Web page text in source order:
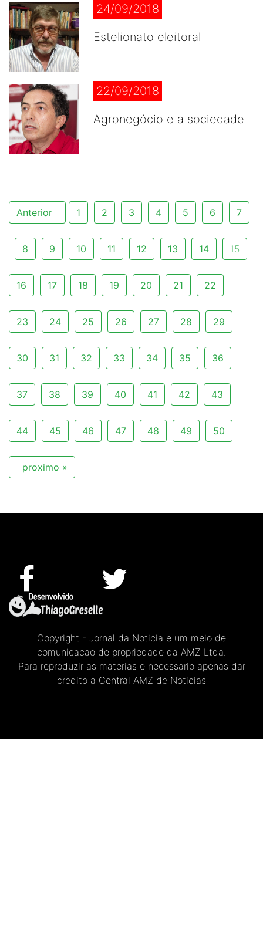
24/09/2018
Estelionato eleitoral
22/09/2018
Agronegócio e a sociedade
Anterior 1 2 3 4 5 6 7
8 9 10 11 12 13 14 15
16 17 18 19 20 21 22
23 24 25 26 27 28 29
30 31 32 33 34 35 36
37 38 39 40 41 42 43
44 45 46 47 48 49 50
proximo »
Copyright - Jornal da Noticia e um meio de
comunicacao de propriedade da AMZ Ltda.
Para reproduzir as materias e necessario apenas dar
credito a Central AMZ de Noticias